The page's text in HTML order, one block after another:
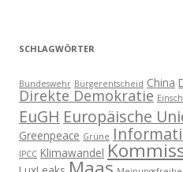
SCHLAGWÖRTER
Bundeswehr Bürgerentscheid China
Direkte Demokratie
EuGH Europäische
Greenpeace Grüne
IPCC Klimawandel